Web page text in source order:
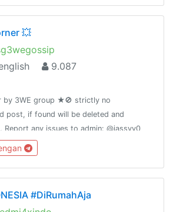
💥
9.087
by 3WE group ★🚫 strictly no
post, if found will be deleted and
Report any issues to admin: @jassyy0
#DiRumahAja